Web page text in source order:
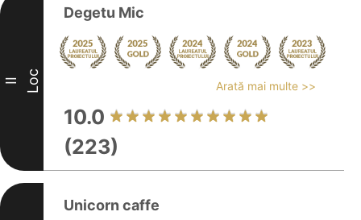
II Loc
Degetu Mic
Arată mai multe >>
10.0
(223)
Unicorn caffe